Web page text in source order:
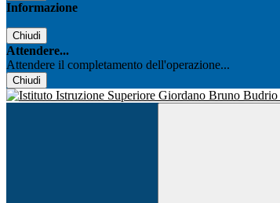
Informazione
Chiudi
Attendere...
Attendere il completamento dell'operazione...
Chiudi